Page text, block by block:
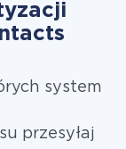
system
przesyłaj